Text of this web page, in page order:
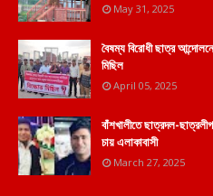
May 31, 2025
বৈষম্য বিরোধী ছাত্র
মিছিল
April 05, 2025
বাঁশখালীতে ছাত্রদল-
চায় এলাকাবাসী
March 27, 2025